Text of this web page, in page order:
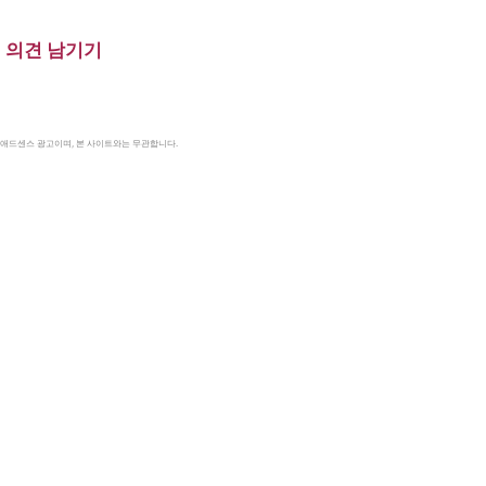
의견 남기기
드센스 광고이며, 본 사이트와는 무관합니다.